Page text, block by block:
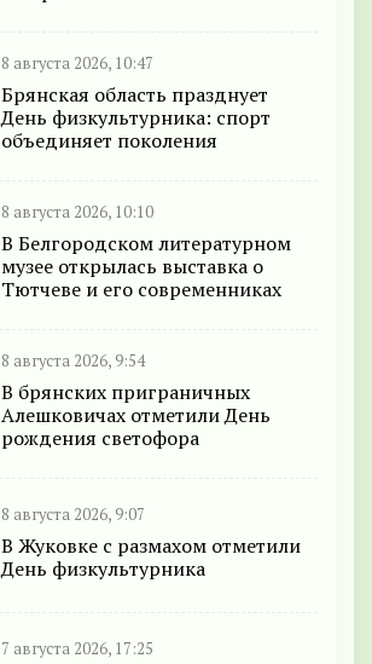
8 августа 2026, 10:47
Брянская область празднует
День физкультурника: спорт
объединяет поколения
8 августа 2026, 10:10
В Белгородском литературном
музее открылась выставка о
Тютчеве и его современниках
8 августа 2026, 9:54
В брянских приграничных
Алешковичах отметили День
рождения светофора
8 августа 2026, 9:07
В Жуковке с размахом отметили
День физкультурника
7 августа 2026, 17:25